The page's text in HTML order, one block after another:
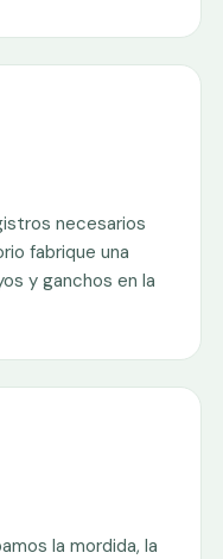
necesarios
fabrique una
y ganchos en la
la mordida, la